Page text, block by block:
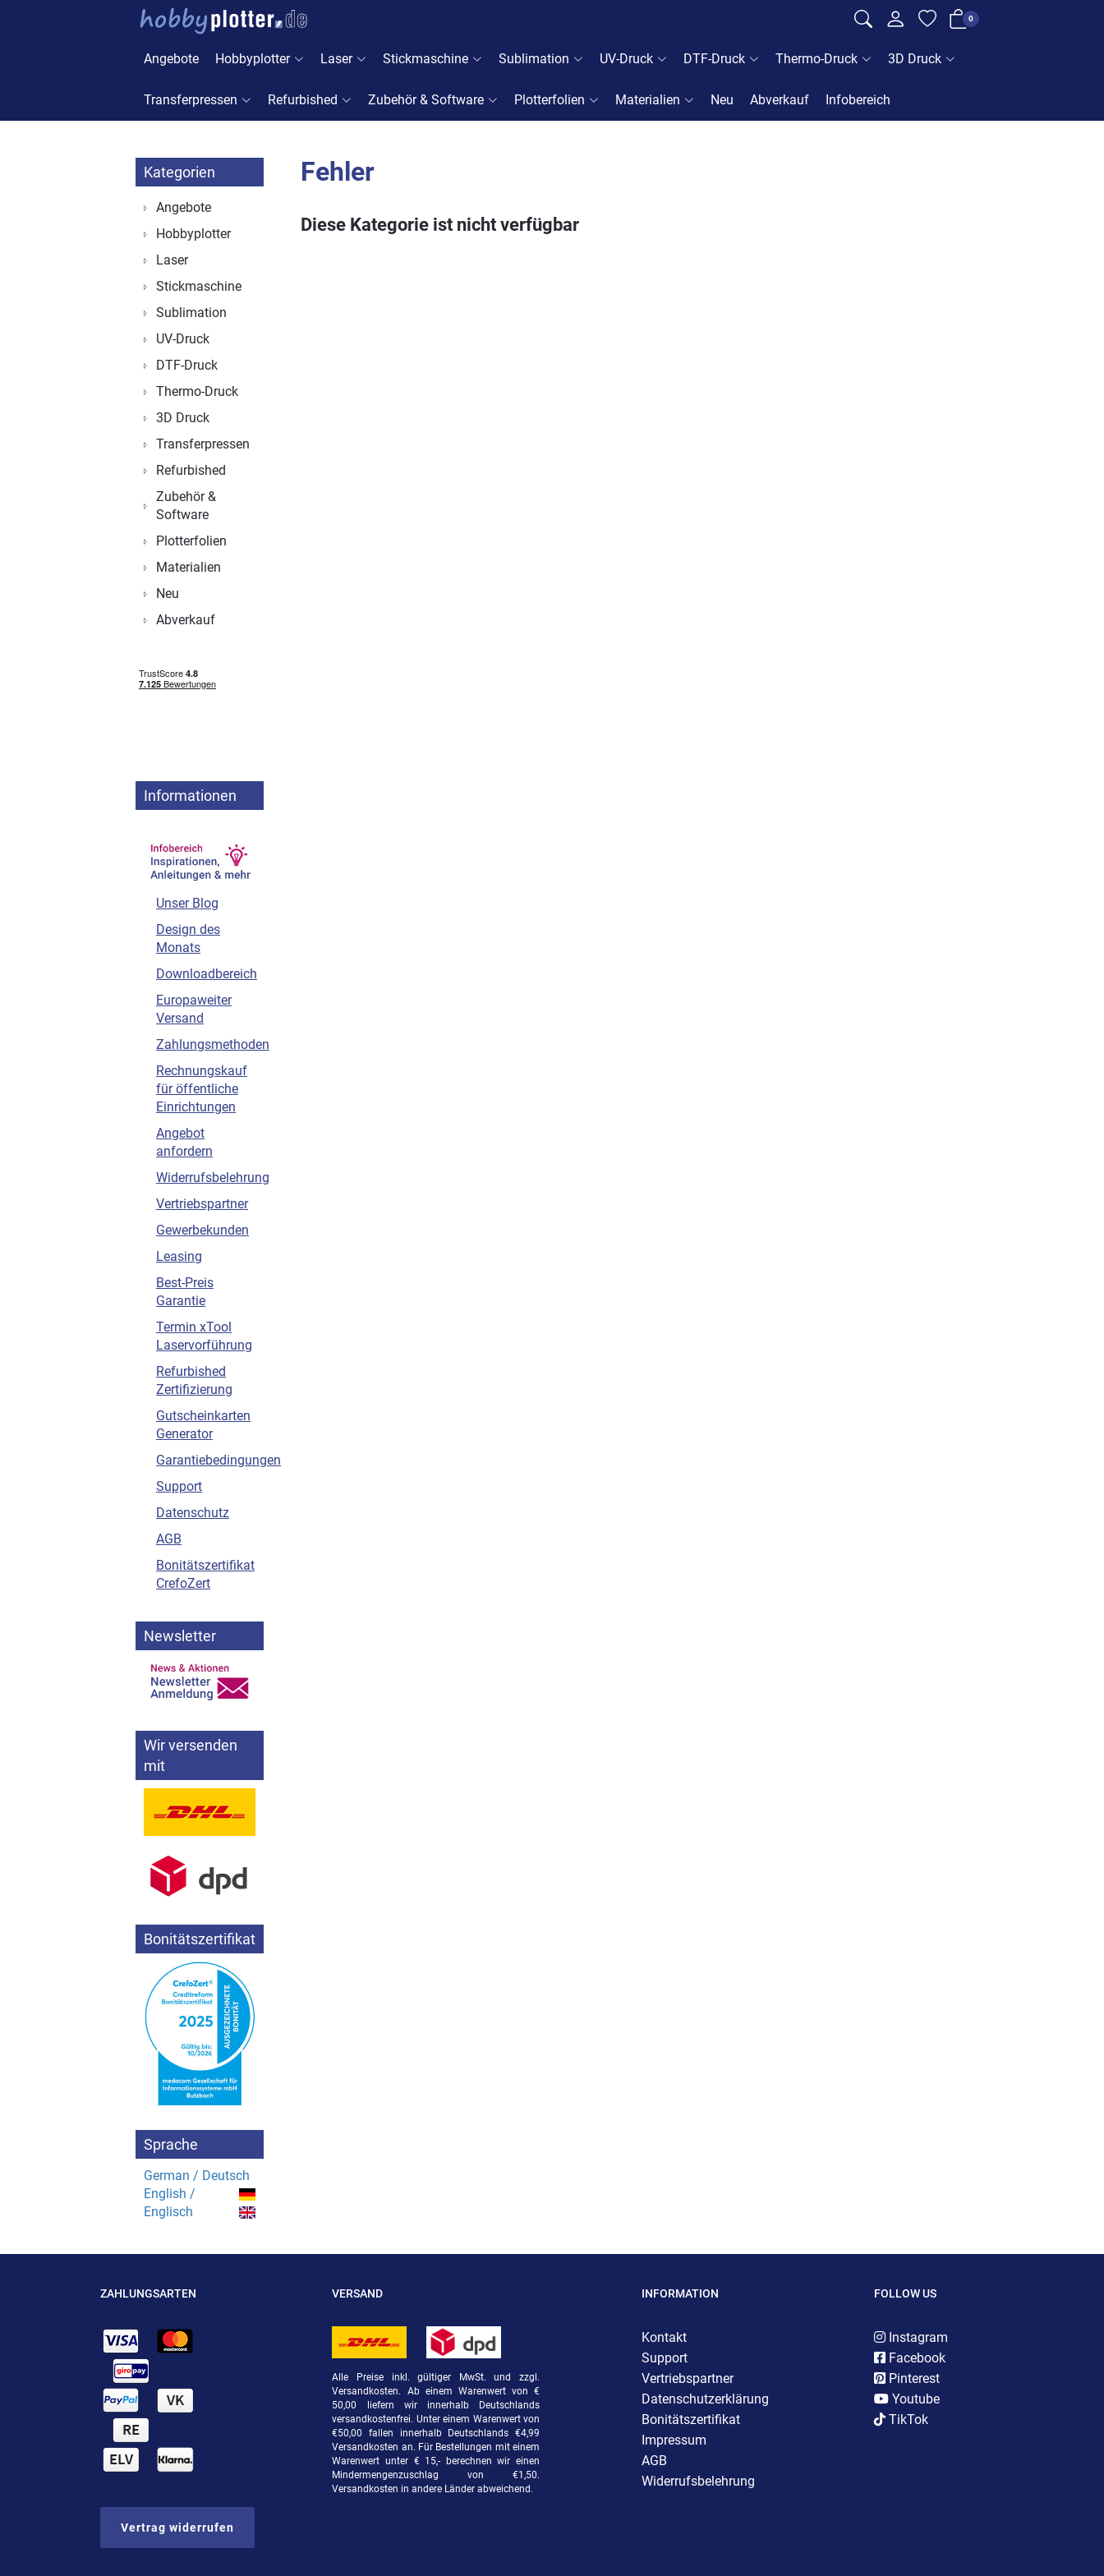
0
Angebote Hobbyplotter Laser Stickmaschine Sublimation UV-Druck DTF-Druck Thermo-Druck 3D Druck
Transferpressen Refurbished Zubehör & Software Plotterfolien Materialien Neu Abverkauf Infobereich
Fehler
Diese Kategorie ist nicht verfügbar
Kategorien
Angebote
Hobbyplotter
Laser
Stickmaschine
Sublimation
UV-Druck
DTF-Druck
Thermo-Druck
3D Druck
Transferpressen
Refurbished
Zubehör &
Software
Plotterfolien
Materialien
Neu
Abverkauf
Informationen
Unser Blog
Design des
Monats
Downloadbereich
Europaweiter
Versand
Zahlungsmethoden
Rechnungskauf
für öffentliche
Einrichtungen
Angebot
anfordern
Widerrufsbelehrung
Vertriebspartner
Gewerbekunden
Leasing
Best-Preis
Garantie
Termin xTool
Laservorführung
Refurbished
Zertifizierung
Gutscheinkarten
Generator
Garantiebedingungen
Support
Datenschutz
AGB
Bonitätszertifikat
CrefoZert
Newsletter
Wir versenden
mit
Bonitätszertifikat
Sprache
German / Deutsch
English /
Englisch
ZAHLUNGSARTEN
Vertrag widerrufen
VERSAND
Alle Preise inkl. gültiger MwSt. und zzgl.
Versandkosten. Ab einem Warenwert von €
50,00 liefern wir innerhalb Deutschlands
versandkostenfrei. Unter einem Warenwert von
€50,00 fallen innerhalb Deutschlands €4,99
Versandkosten an. Für Bestellungen mit einem
Warenwert unter € 15,- berechnen wir einen
Mindermengenzuschlag von €1,50.
Versandkosten in andere Länder abweichend.
INFORMATION
Kontakt
Support
Vertriebspartner
Datenschutzerklärung
Bonitätszertifikat
Impressum
AGB
Widerrufsbelehrung
FOLLOW US
Instagram
Facebook
Pinterest
Youtube
TikTok